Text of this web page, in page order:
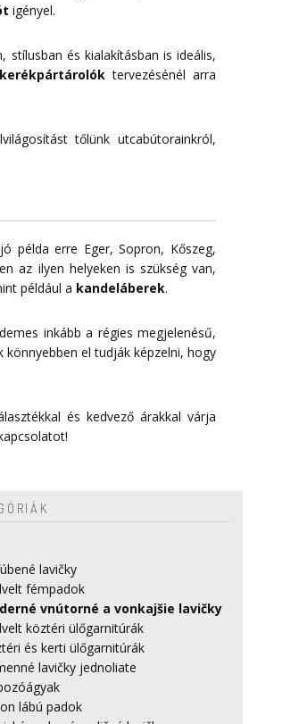
igényel.
és kialakításban is ideális,
kerékpártárolóktervezésénél arra
tőlünk utcabútorainkról,
példa erre Eger, Sopron, Kőszeg,
az ilyen helyeken is szükség van,
például a kandeláberek.
inkább a régies megjelenésű,
el tudják képzelni, hogy
és kedvező árakkal várja
!
lavičky
fémpadok
vnútorné a vonkajšie lavičky
köztéri ülőgarnitúrák
és kerti ülőgarnitúrák
lavičky jednoliate
lábú padok